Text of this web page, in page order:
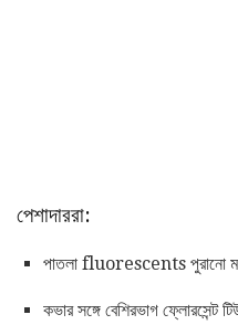
পেশাদাররা:
পাতলা fluorescents পুরানো
কভার সঙ্গে বেশিরভাগ